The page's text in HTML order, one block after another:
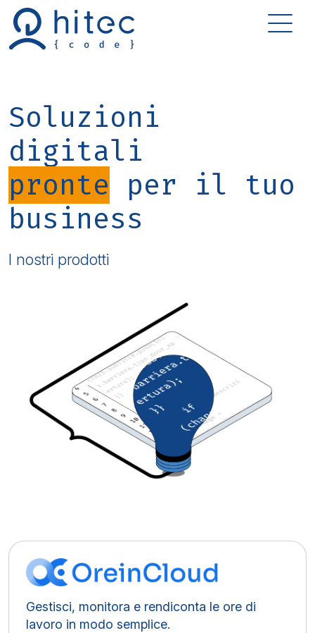
Soluzioni
digitali
pronte per il tuo
business
I nostri prodotti
Gestisci, monitora e rendiconta le ore di
lavoro in modo semplice.